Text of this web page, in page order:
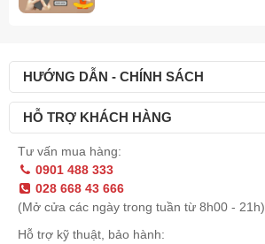
HƯỚNG DẪN - CHÍNH SÁCH
HỖ TRỢ KHÁCH HÀNG
Tư vấn mua hàng:
0901 488 333
028 668 43 666
(Mở cửa các ngày trong tuần từ 8h00 - 21h)
Hỗ trợ kỹ thuật, bảo hành: